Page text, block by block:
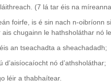
(7 lá tar éis na
foirfe, is é sin nach n-oibríonn
chugainn le hathsholáthar nó
an tseachadta a sheachadadh;
nó d’athsholáthar;
léir a thabhaítear.